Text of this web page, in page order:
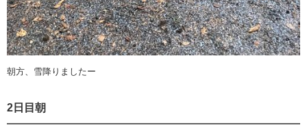
朝方、雪降りましたー
2日目朝